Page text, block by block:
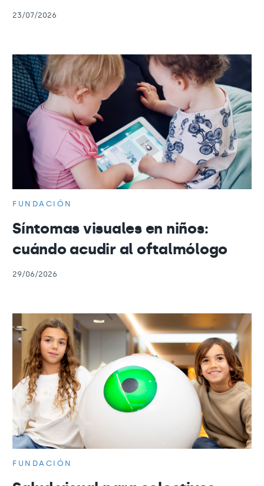
23/07/2026
FUNDACIÓN
Síntomas visuales en niños:
cuándo acudir al oftalmólogo
29/06/2026
FUNDACIÓN